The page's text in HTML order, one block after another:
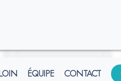
ÉQUIPE CONTACT